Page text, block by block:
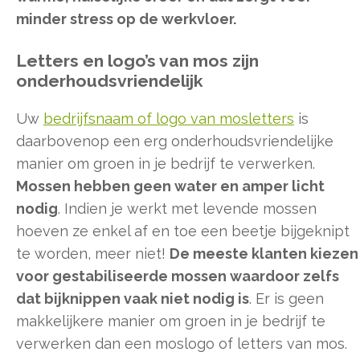
minder stress op de werkvloer.
Letters en logo’s van mos zijn
onderhoudsvriendelijk
Uw bedrijfsnaam of logo van mosletters is
daarbovenop een erg onderhoudsvriendelijke
manier om groen in je bedrijf te verwerken.
Mossen hebben geen water en amper licht
nodig. Indien je werkt met levende mossen
hoeven ze enkel af en toe een beetje bijgeknipt
te worden, meer niet! De meeste klanten kiezen
voor gestabiliseerde mossen waardoor zelfs
dat bijknippen vaak niet nodig is. Er is geen
makkelijkere manier om groen in je bedrijf te
verwerken dan een moslogo of letters van mos.